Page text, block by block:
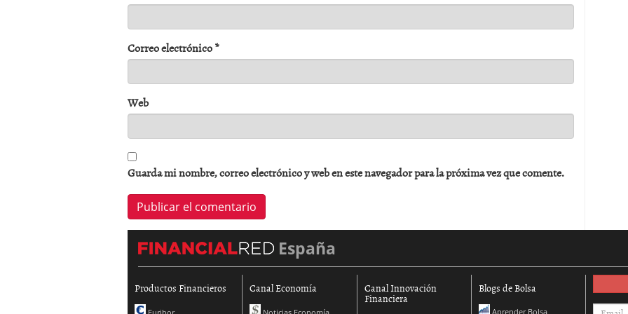
Correo electrónico*
Web
Guarda mi nombre, correo electrónico y web en este navegador para la próxima vez que comente.
España
Productos Financieros Canal Economía Canal Innovación
Financiera
Blogs de Bolsa
Aprender Bolsa